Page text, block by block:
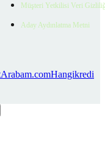
Müşteri Yetkilisi Veri
Aday Aydınlatma Metni
Arabam.comHangikredi